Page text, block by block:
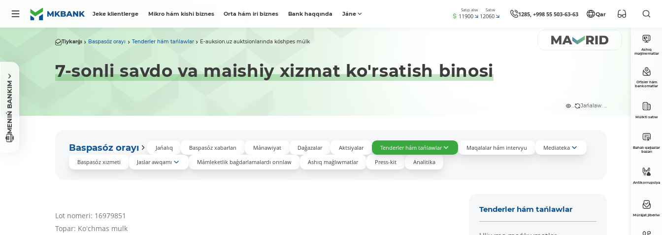
Jeke klientlerge Mikro hám kishi biznes Orta hám iri biznes Bank haqqında Jáne
Satıp alıw
11900
Satıw
12060 1285, +998 55 503-63-63 Qar
MENIŃ BANKIM
Tiykarǵı Baspasóz orayı Tenderler hám tańlawlar E-auksion.uz auktsionlarında kóshpes múlk
7-sonli savdo va maishiy xizmat ko'rsatish binosi
... Jańalaw: ...
Baspasóz orayı Jańalıq Baspasóz xabarları Mánawiyat Daǵazalar Aktsiyalar Tenderler hám tańlawlar Maqalalar hám intervyu
Mediateka
Baspasóz xızmeti
Jaslar awqamı Mámleketlik baǵdarlamalardı orınlaw Ashıq maǵlıwmatlar Press-kit Analitika
Lot nomeri: 16979851
Topar: Koʻchmas mulk
Tenderler hám tańlawlar
Ashıq
maǵlıwmatlar
Ofisler hám
bankomatlar
Múlkti satıw
Bahalı qaǵazlar
bazarı
Antikorrupsiya
Múrájat jiberiw